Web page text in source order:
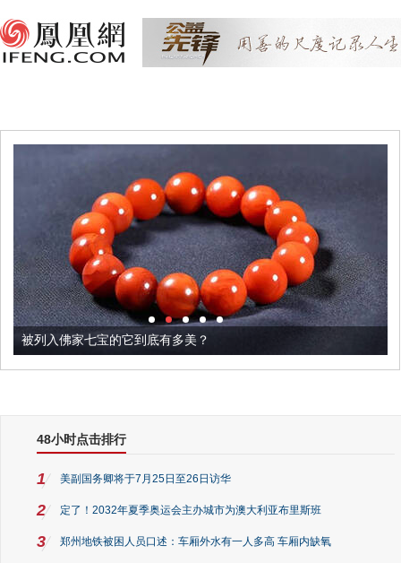
被列入佛家七宝的它到底有多美？
48小时点击排行
1 美副国务卿将于7月25日至26日访华
2 定了！2032年夏季奥运会主办城市为澳大利亚布里斯班
3 郑州地铁被困人员口述：车厢外水有一人多高 车厢内缺氧